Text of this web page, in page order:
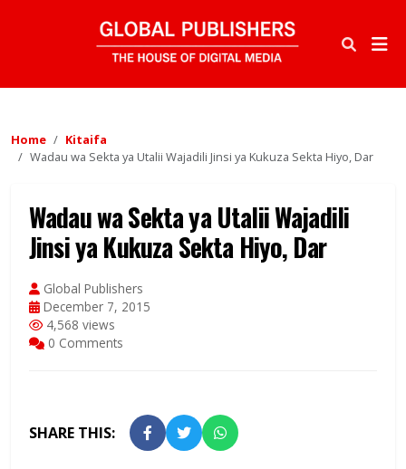
Home
Kitaifa
Wadau wa Sekta ya Utalii Wajadili Jinsi ya Kukuza Sekta Hiyo, Dar
Wadau wa Sekta ya Utalii Wajadili
Jinsi ya Kukuza Sekta Hiyo, Dar
Global Publishers
December 7, 2015
4,568 views
0 Comments
SHARE THIS: